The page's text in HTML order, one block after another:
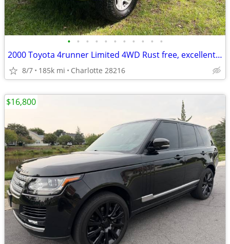
• • • • • • • • • • •
2000 Toyota 4runner Limited 4WD Rust free, excellent condition
8/7 185k mi Charlotte 28216
$16,800